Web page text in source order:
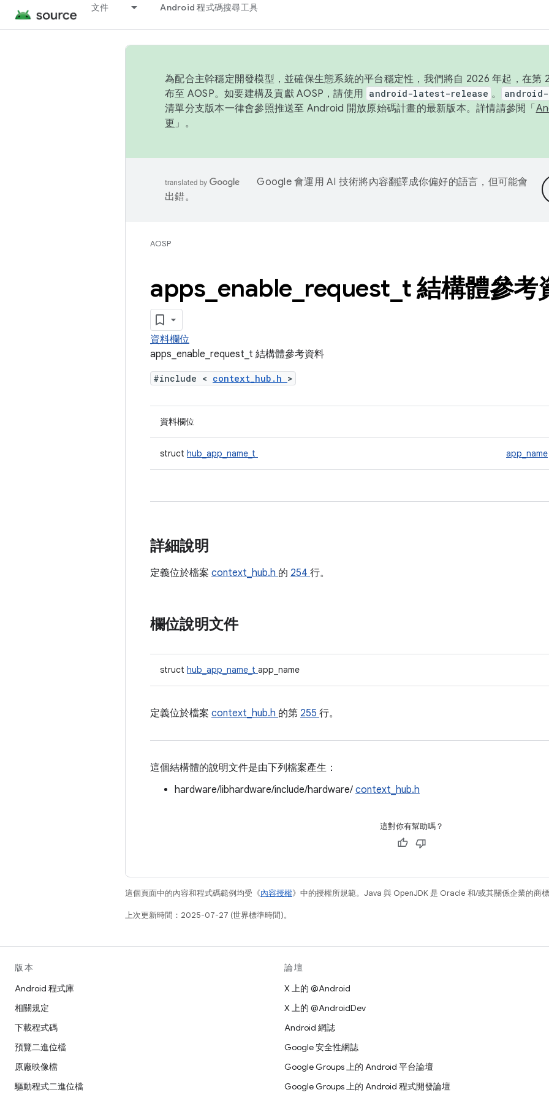
文件 Android 程式碼搜尋工具
為配合主幹穩定開發模型，並確保生態系統的平台穩定性，我們將自 2026 年起，在第
布至 AOSP。如要建構及貢獻 AOSP，請使用 android-latest-release 。
清單分支版本一律會參照推送至 Android 開放原始碼計畫的最新版本。詳情請參閱「
更 」。
Google 會運用 AI 技術將內容翻譯成你偏好的語言，但可能會
出錯。
AOSP
apps enable request t 結構體參考
資料欄位
apps_enable_request_t 結構體參考資料
#include < context_hub.h >
資料欄位
struct hub_app_name_t app_name
詳細說明
定義位於檔案 context_hub.h 的 254 行。
欄位說明文件
struct hub_app_name_t app_name
定義位於檔案 context_hub.h 的第 255 行。
這個結構體的說明文件是由下列檔案產生：
hardware/libhardware/include/hardware/ context_hub.h
這對你有幫助嗎？
這個頁面中的內容和程式碼範例均受《內容授權》中的授權所規範。Java 與 OpenJDK 是 Oracle 和/或其關係企業的商
上次更新時間：2025-07-27 (世界標準時間)。
版本
Android 程式庫
相關規定
下載程式碼
預覽二進位檔
原廠映像檔
驅動程式二進位檔
論壇
X 上的 @Android
X 上的 @AndroidDev
Android 網誌
Google 安全性網誌
Google Groups 上的 Android 平台論壇
Google Groups 上的 Android 程式開發論壇